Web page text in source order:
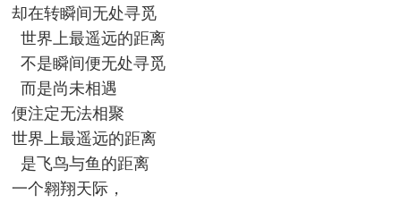
却在转瞬间无处寻觅
世界上最遥远的距离
不是瞬间便无处寻觅
而是尚未相遇
便注定无法相聚
世界上最遥远的距离
是飞鸟与鱼的距离
一个翱翔天际，